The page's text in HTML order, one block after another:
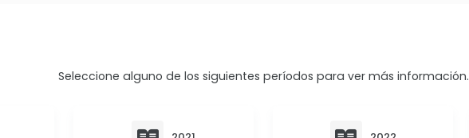
Seleccione alguno de los siguientes períodos para ver más información.